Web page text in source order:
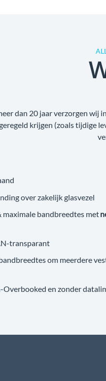
dan 20 jaar verzorgen wij
krijgen (zoals tijdige
over zakelijk glasvezel
maximale bandbreedtes met
transparant
om meerdere
en zonder